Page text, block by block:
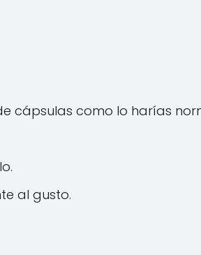
cápsulas como lo harías
al gusto.